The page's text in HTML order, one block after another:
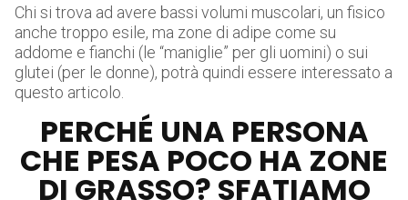
Chi si trova ad avere bassi volumi muscolari, un fisico
anche troppo esile, ma zone di adipe come su
addome e fianchi (le “maniglie” per gli uomini) o sui
glutei (per le donne), potrà quindi essere interessato a
questo articolo.
PERCHÉ UNA PERSONA
CHE PESA POCO HA ZONE
DI GRASSO? SFATIAMO